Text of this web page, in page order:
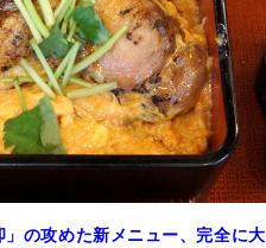
」の攻めた新メニュー、完全に大